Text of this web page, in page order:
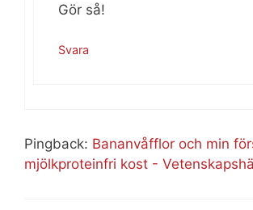
Gör så!
Svara
Pingback: Bananvåfflor och min
mjölkproteinfri kost -